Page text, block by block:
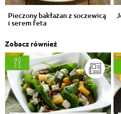
Pieczony bakłażan z soczewicą
i serem feta
Zobacz również